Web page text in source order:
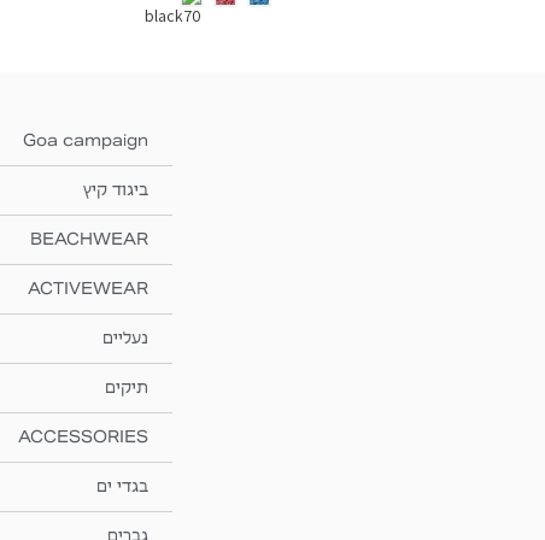
Goa campaign
ביגוד קיץ
BEACHWEAR
ACTIVEWEAR
נעליים
תיקים
ACCESSORIES
בגדי ים
גברים